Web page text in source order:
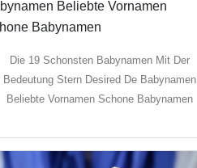
Die 19 Schonsten Babynamen Mit Der
Bedeutung Stern Desired De Babynamen
Beliebte Vornamen Schone Babynamen